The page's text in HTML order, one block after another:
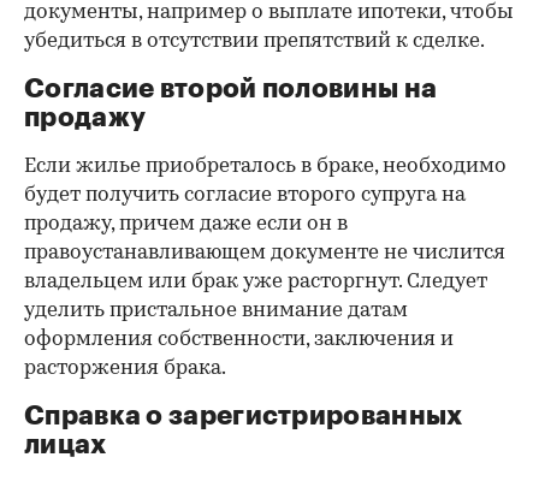
документы, например о выплате ипотеки, чтобы
убедиться в отсутствии препятствий к сделке.
Согласие второй половины на
продажу
Если жилье приобреталось в браке, необходимо
будет получить согласие второго супруга на
продажу, причем даже если он в
правоустанавливающем документе не числится
владельцем или брак уже расторгнут. Следует
уделить пристальное внимание датам
оформления собственности, заключения и
расторжения брака.
Справка о зарегистрированных
лицах